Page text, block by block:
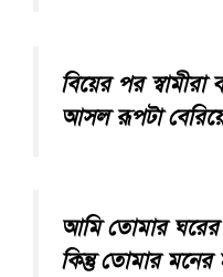
বিয়ের পর
আসল রূপটা
আমি তোমার ঘরের
কিন্তু তোমার মনের